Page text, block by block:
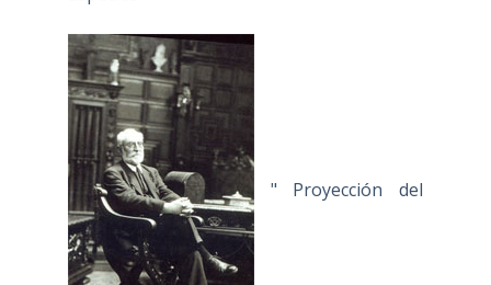
" Proyección del